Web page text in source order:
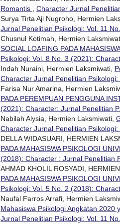
Romantis
Character Jurnal
Surya Tirta Aji Nugroho, Hermien
Jurnal Penelitian Psikologi: Vol. 11
Chusnul Kotimah, Hermien
SOCIAL LOAFING PADA
Psikologi: Vol. 8 No. 3 (2021):
Indah Nuraini, Hermien Laksmiwati,
Character Jurnal Penelitian
Farisa Nur Amarina, Hermien
PADA PEREMPUAN PENGGUNA
(2021): Character: Jurnal Penelitian
Nabilah Alysia, Hermien Laksmiwati,
Character Jurnal Penelitian
DELLA WIDASUARI, HERMIEN
PADA MAHASISWA PSIKOLOGI
(2018): Character : Jurnal Penelitian
AHMAD KHOLIL ROSYADI,
PADA MAHASISWA PSIKOLOGI
Psikologi: Vol. 5 No. 2 (2018):
Naufal Farros Arrafi, Hermien
Mahasiswa Psikologi Angkatan 2020
Jurnal Penelitian Psikologi: Vol. 11